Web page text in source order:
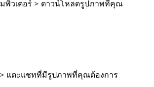
มพิวเตอร์ > ดาวน์โหลดรูปภาพที่คุณ
> แตะแชทที่มีรูปภาพที่คุณต้องการ